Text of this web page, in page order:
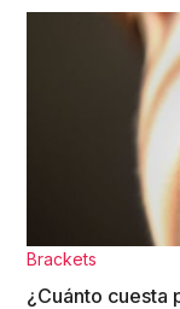
Brackets
¿Cuánto cuesta